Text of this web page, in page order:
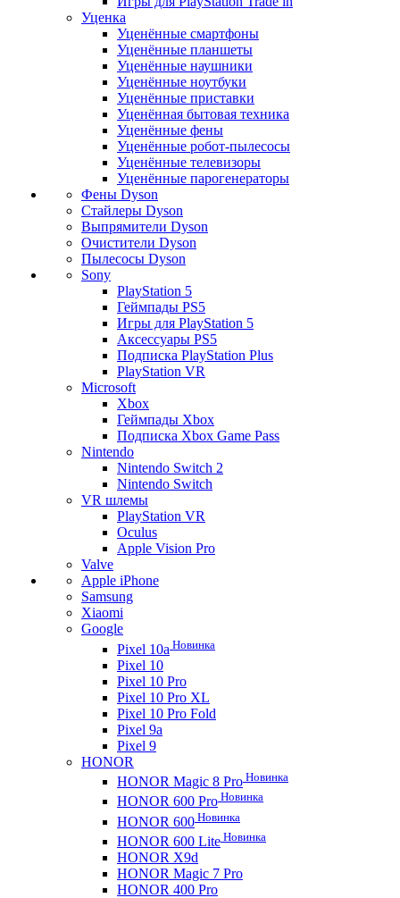
Уценка
Уценённые смартфоны
Уценённые планшеты
Уценённые наушники
Уценённые ноутбуки
Уценённые приставки
Уценённая бытовая техника
Уценённые фены
Уценённые робот-пылесосы
Уценённые телевизоры
Уценённые парогенераторы
Фены Dyson
Стайлеры Dyson
Выпрямители Dyson
Очистители Dyson
Пылесосы Dyson
Sony
PlayStation 5
Геймпады PS5
Игры для PlayStation 5
Аксессуары PS5
Подписка PlayStation Plus
PlayStation VR
Microsoft
Xbox
Геймпады Xbox
Подписка Xbox Game Pass
Nintendo
Nintendo Switch 2
Nintendo Switch
VR шлемы
PlayStation VR
Oculus
Apple Vision Pro
Valve
Apple iPhone
Samsung
Xiaomi
Google
Pixel 10a Новинка
Pixel 10
Pixel 10 Pro
Pixel 10 Pro XL
Pixel 10 Pro Fold
Pixel 9a
Pixel 9
HONOR
HONOR Magic 8 Pro Новинка
HONOR 600 Pro Новинка
HONOR 600 Новинка
HONOR 600 Lite Новинка
HONOR X9d
HONOR Magic 7 Pro
HONOR 400 Pro